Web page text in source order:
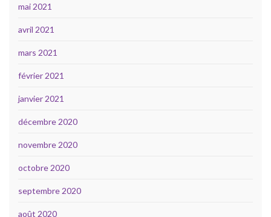
mai 2021
avril 2021
mars 2021
février 2021
janvier 2021
décembre 2020
novembre 2020
octobre 2020
septembre 2020
août 2020